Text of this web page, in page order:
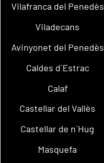
Vilafranca del Penedès
Viladecans
Avinyonet del Penedès
Caldes d´Estrac
Calaf
Castellar del Vallès
Castellar de n´Hug
Masquefa